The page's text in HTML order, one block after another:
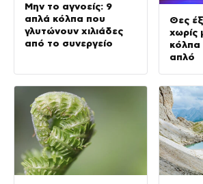
Μην το αγνοείς: 9
απλά κόλπα που
γλυτώνουν χιλιάδες
από το συνεργείο
Θες
χωρίς
κόλπα
απλό